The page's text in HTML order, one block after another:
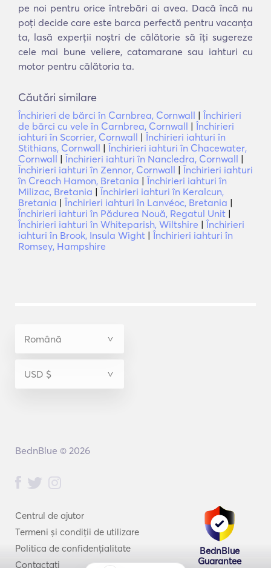
pe noi pentru orice întrebări ai avea. Dacă încă nu
poți decide care este barca perfectă pentru vacanța
ta, lasă experții noștri de călătorie să îți sugereze
cele mai bune veliere, catamarane sau iahturi cu
motor pentru călătoria ta.
Căutări similare
Închirieri de bărci în Carnbrea, Cornwall | Închirieri
de bărci cu vele în Carnbrea, Cornwall | Închirieri
iahturi în Scorrier, Cornwall | Închirieri iahturi în
Stithians, Cornwall | Închirieri iahturi în Chacewater,
Cornwall | Închirieri iahturi în Nancledra, Cornwall |
Închirieri iahturi în Zennor, Cornwall | Închirieri iahturi
în Creach Hamon, Bretania | Închirieri iahturi în
Milizac, Bretania | Închirieri iahturi în Keralcun,
Bretania | Închirieri iahturi în Lanvéoc, Bretania |
Închirieri iahturi în Pădurea Nouă, Regatul Unit |
Închirieri iahturi în Whiteparish, Wiltshire | Închirieri
iahturi în Brook, Insula Wight | Închirieri iahturi în
Romsey, Hampshire
Centrul de ajutor
Termeni și condiții de utilizare
Politica de confidențialitate
Contactați
BednBlue
Guarantee
BednBlue © 2026